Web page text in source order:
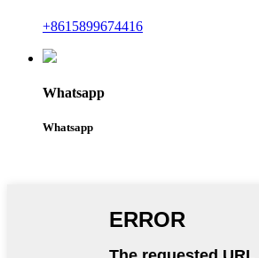
+8615899674416
Whatsapp
Whatsapp